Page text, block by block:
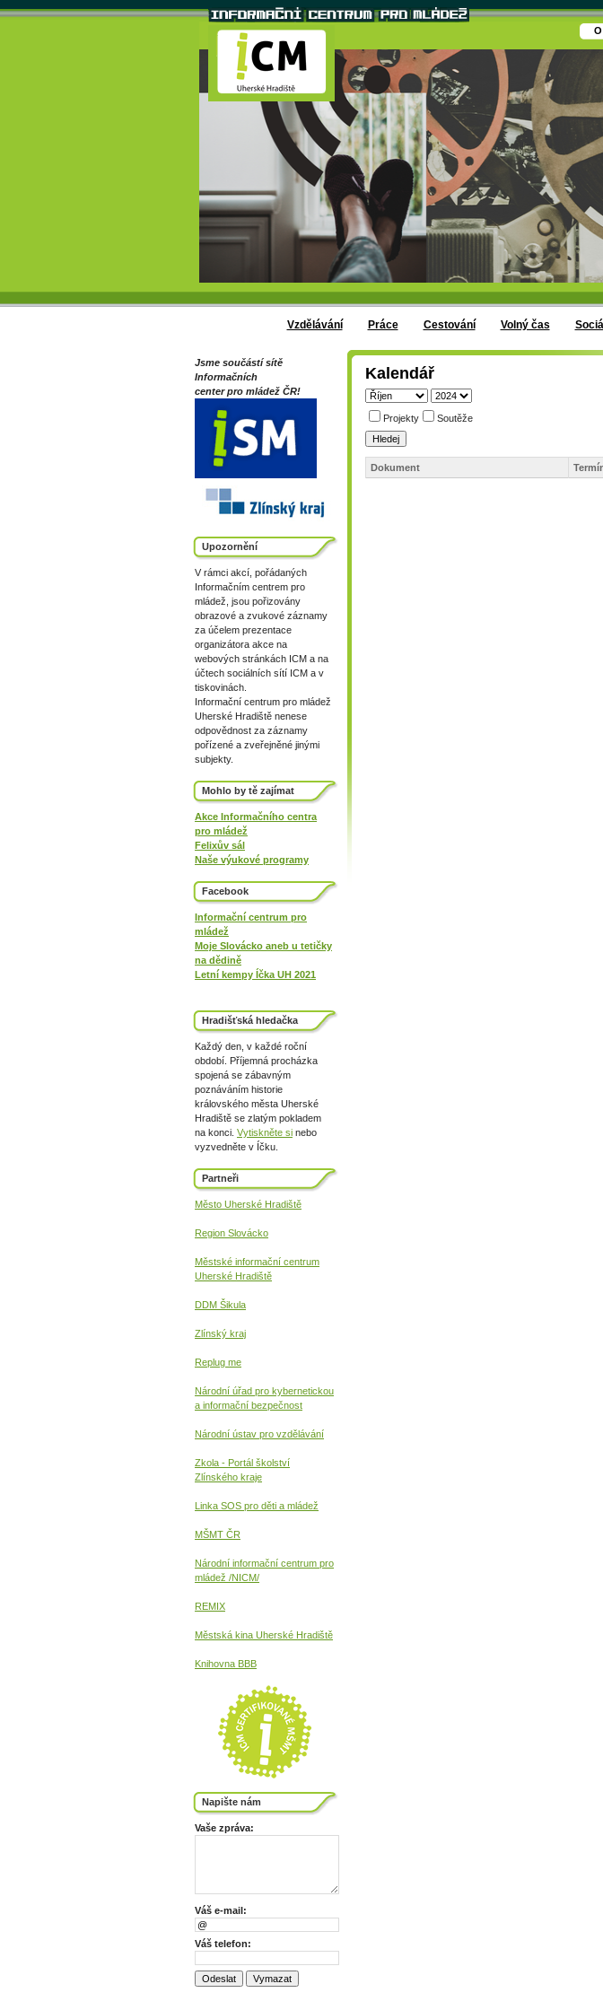
Vzdělávání Práce Cestování Volný čas
Jsme součástí sítě
Informačních
center pro mládež ČR!
Upozornění
V rámci akcí, pořádaných
Informačním centrem pro
mládež, jsou pořizovány
obrazové a zvukové záznamy
za účelem prezentace
organizátora akce na
webových stránkách ICM a na
účtech sociálních sítí ICM a v
tiskovinách.
Informační centrum pro mládež
Uherské Hradiště nenese
odpovědnost za záznamy
pořízené a zveřejněné jinými
subjekty.
Mohlo by tě zajímat
Akce Informačního centra
pro mládež
Felixův sál
Naše výukové programy
Facebook
Informační centrum pro
mládež
Moje Slovácko aneb u tetičky
na dědině
Letní kempy Íčka UH 2021
Hradišťská hledačka
Každý den, v každé roční
období. Příjemná procházka
spojená se zábavným
poznáváním historie
královského města Uherské
Hradiště se zlatým pokladem
na konci. Vytiskněte si nebo
vyzvedněte v Íčku.
Partneři
Město Uherské Hradiště
Region Slovácko
Městské informační centrum
Uherské Hradiště
DDM Šikula
Zlínský kraj
Replug me
Národní úřad pro kybernetickou
a informační bezpečnost
Národní ústav pro vzdělávání
Zkola - Portál školství
Zlínského kraje
Linka SOS pro děti a mládež
MŠMT ČR
Národní informační centrum pro
mládež /NICM/
REMIX
Městská kina Uherské Hradiště
Knihovna BBB
Napište nám
Vaše zpráva:
Váš e-mail:
Váš telefon:
Kalendář
Projekty Soutěže
Dokument